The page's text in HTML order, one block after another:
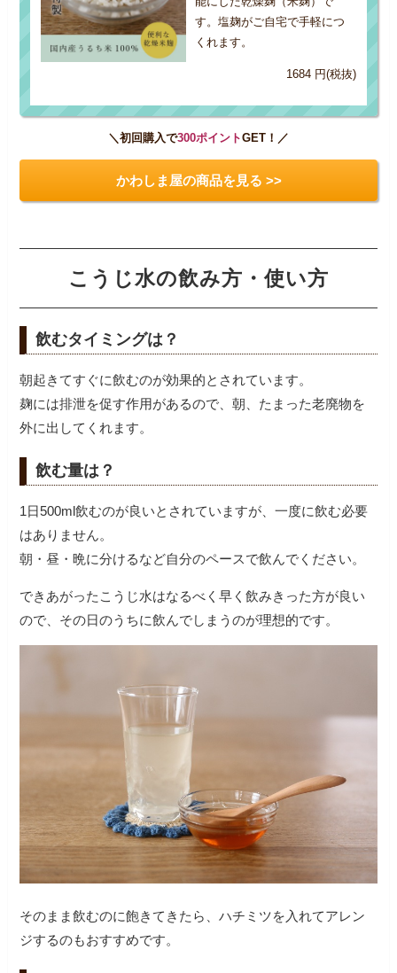
す。塩麹がご自宅で手軽につ
くれます。
1684 円(税抜)
＼初回購入で300ポイントGET！／
かわしま屋の商品を見る >>
こうじ水の飲み方・使い方
飲むタイミングは？
朝起きてすぐに飲むのが効果的とされています。
麹には排泄を促す作用があるので、朝、たまった老廃物を
外に出してくれます。
飲む量は？
1日500ml飲むのが良いとされていますが、一度に飲む必要
はありません。
朝・昼・晩に分けるなど自分のペースで飲んでください。
できあがったこうじ水はなるべく早く飲みきった方が良い
ので、その日のうちに飲んでしまうのが理想的です。
そのまま飲むのに飽きてきたら、ハチミツを入れてアレン
ジするのもおすすめです。